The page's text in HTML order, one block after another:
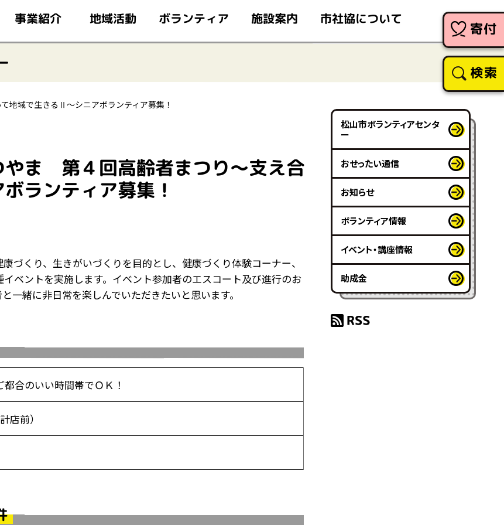
事業紹介 地域活動 ボランティア 施設案内 市社協について
寄付
検索
地域で生きるⅡ～シニアボランティア募集！
やま 第４回高齢者まつり～支え合
ランティア募集！
づくり、生きがいづくりを目的とし、健康づくり体験コーナー、
ベントを実施します。イベント参加者のエスコート及び進行のお
一緒に非日常を楽しんでいただきたいと思います。
合のいい時間帯でＯＫ！
店前）
松山市ボランティアセンタ
ー
おせったい通信
お知らせ
ボランティア情報
イベント・講座情報
助成金